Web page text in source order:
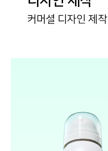
커머셜 디자인 제작